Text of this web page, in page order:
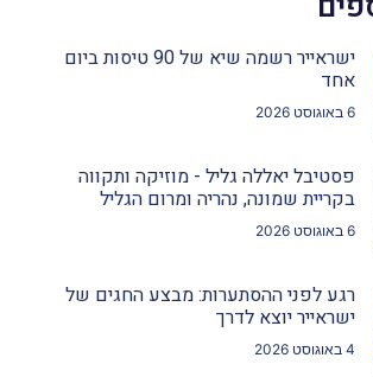
ישראייר רשמה שיא של 90 טיסות ביום
אחד
6 באוגוסט 2026
פסטיבל יאללה גליל - מוזיקה ותקווה
בקריית שמונה, נהריה ומרום הגליל
6 באוגוסט 2026
רגע לפני ההסתערות: מבצע החגים של
ישראייר יוצא לדרך
4 באוגוסט 2026